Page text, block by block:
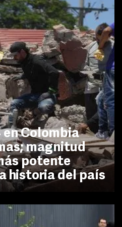
en Colombia
magnitud
potente
historia del país